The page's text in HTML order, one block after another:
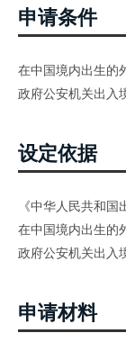
申请条件
在中国境内出生的
政府公安机关出入
设定依据
《中华人民共和
在中国境内出生的
政府公安机关出入
申请材料